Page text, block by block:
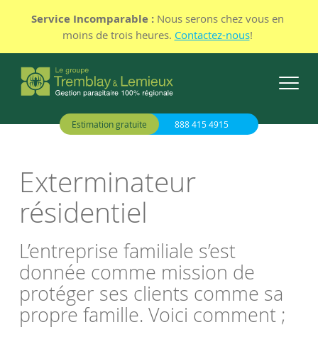
Service Incomparable : Nous serons chez vous en
moins de trois heures. Contactez-nous!
Estimation gratuite 888 415 4915
Exterminateur
résidentiel
L’entreprise familiale s’est
donnée comme mission de
protéger ses clients comme sa
propre famille. Voici comment ;